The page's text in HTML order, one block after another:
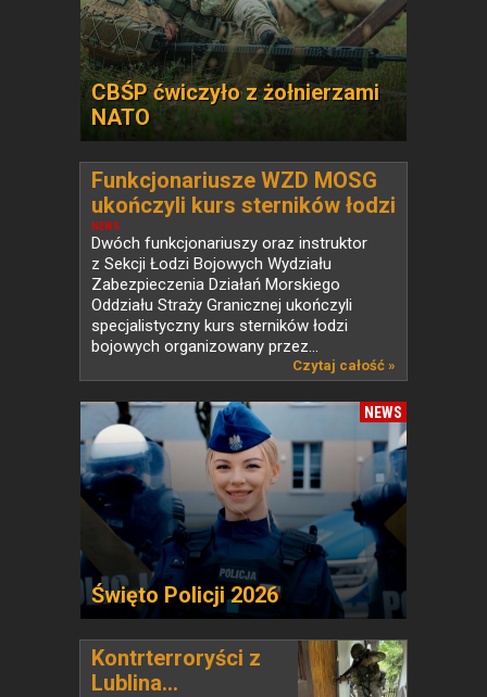
CBŚP ćwiczyło z żołnierzami
NATO
NEWS
Funkcjonariusze WZD MOSG
ukończyli kurs sterników łodzi
bojowych
Dwóch funkcjonariuszy oraz instruktor
z Sekcji Łodzi Bojowych Wydziału
Zabezpieczenia Działań Morskiego
Oddziału Straży Granicznej ukończyli
specjalistyczny kurs sterników łodzi
bojowych organizowany przez...
Czytaj całość »
NEWS
Święto Policji 2026
Kontrterroryści z
Lublina...